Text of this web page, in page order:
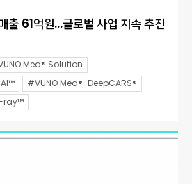
출 61억원…글로벌 사업 지속 추진
Med® Solution
#VUNO Med®-DeepCARS®
ray™